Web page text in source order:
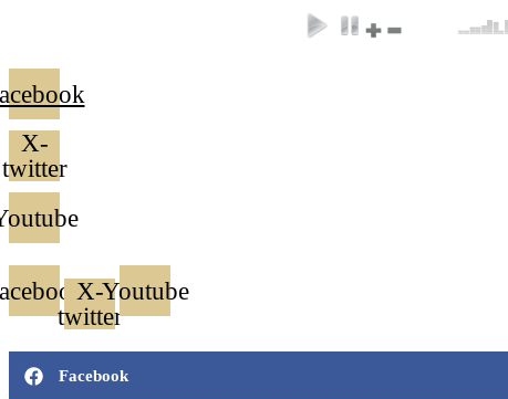
X-
twitter
X-
twitter
Youtube
Facebook